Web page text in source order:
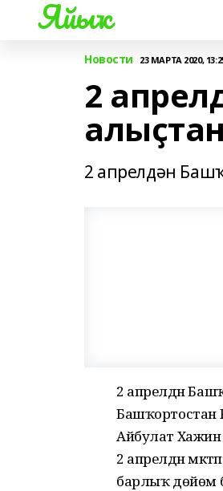
Яйыҡ
Новости 23 МАРТА 2020,
2
2 апрелдән
2 апрелдән
Башҡортостан
Айбулат Хажин
2 апрелдән
барлыҡ дөйөм